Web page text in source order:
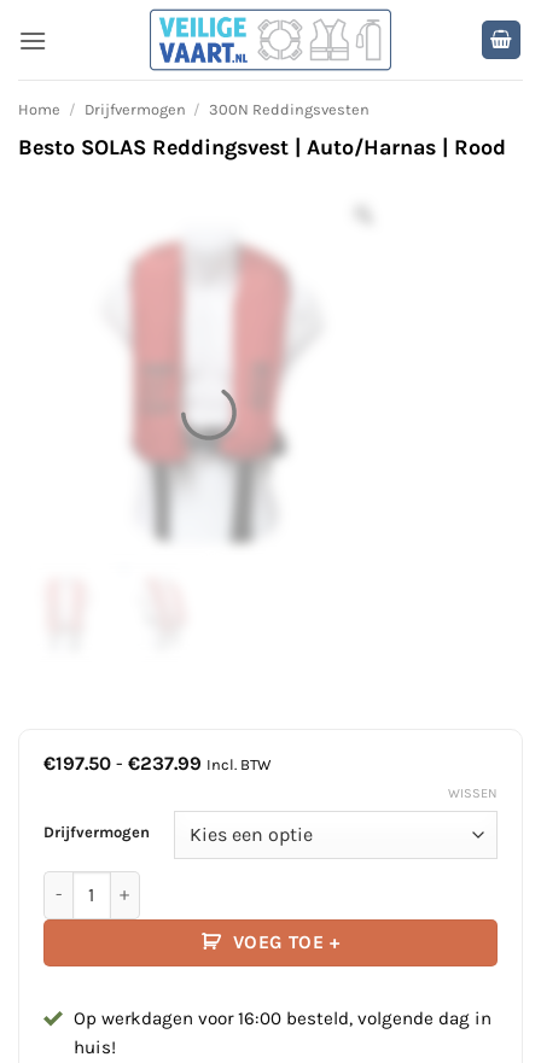
naar
inhoud
Home / Drijfvermogen / 300N Reddingsvesten
Besto SOLAS Reddingsvest | Auto/Harnas | Rood
€197.50 - €237.99Prijsklasse:
€237.99
Incl. BTW
Drijfvermogen
WISSEN
VOEG TOE +
Op werkdagen voor 16:00 besteld, volgende dag in
huis!